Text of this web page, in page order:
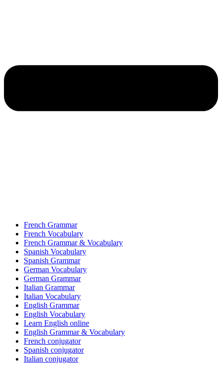
French Grammar
French Vocabulary
French Grammar & Vocabulary
Spanish Vocabulary
Spanish Grammar
German Vocabulary
German Grammar
Italian Grammar
Italian Vocabulary
English Grammar
English Vocabulary
Learn English online
English Grammar & Vocabulary
French conjugator
Spanish conjugator
Italian conjugator